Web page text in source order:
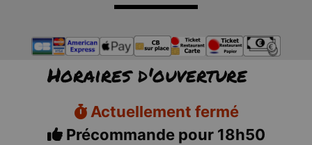
Horaires d'ouverture
Actuellement fermé
Précommande pour 18h50